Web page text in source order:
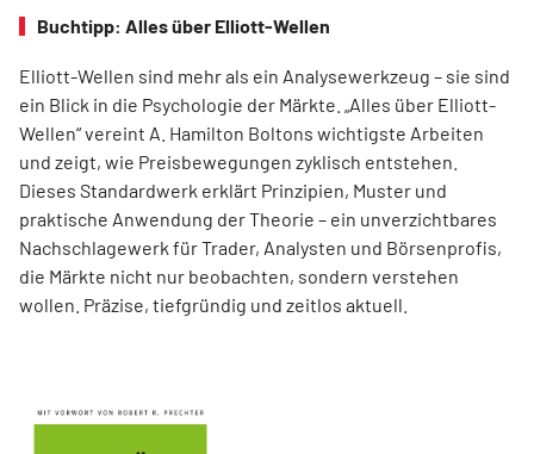
Buchtipp: Alles über Elliott-Wellen
Elliott-Wellen sind mehr als ein Analysewerkzeug – sie sind
ein Blick in die Psychologie der Märkte. „Alles über Elliott-
Wellen“ vereint A. Hamilton Boltons wichtigste Arbeiten
und zeigt, wie Preisbewegungen zyklisch entstehen.
Dieses Standardwerk erklärt Prinzipien, Muster und
praktische Anwendung der Theorie – ein unverzichtbares
Nachschlagewerk für Trader, Analysten und Börsenprofis,
die Märkte nicht nur beobachten, sondern verstehen
wollen. Präzise, tiefgründig und zeitlos aktuell.